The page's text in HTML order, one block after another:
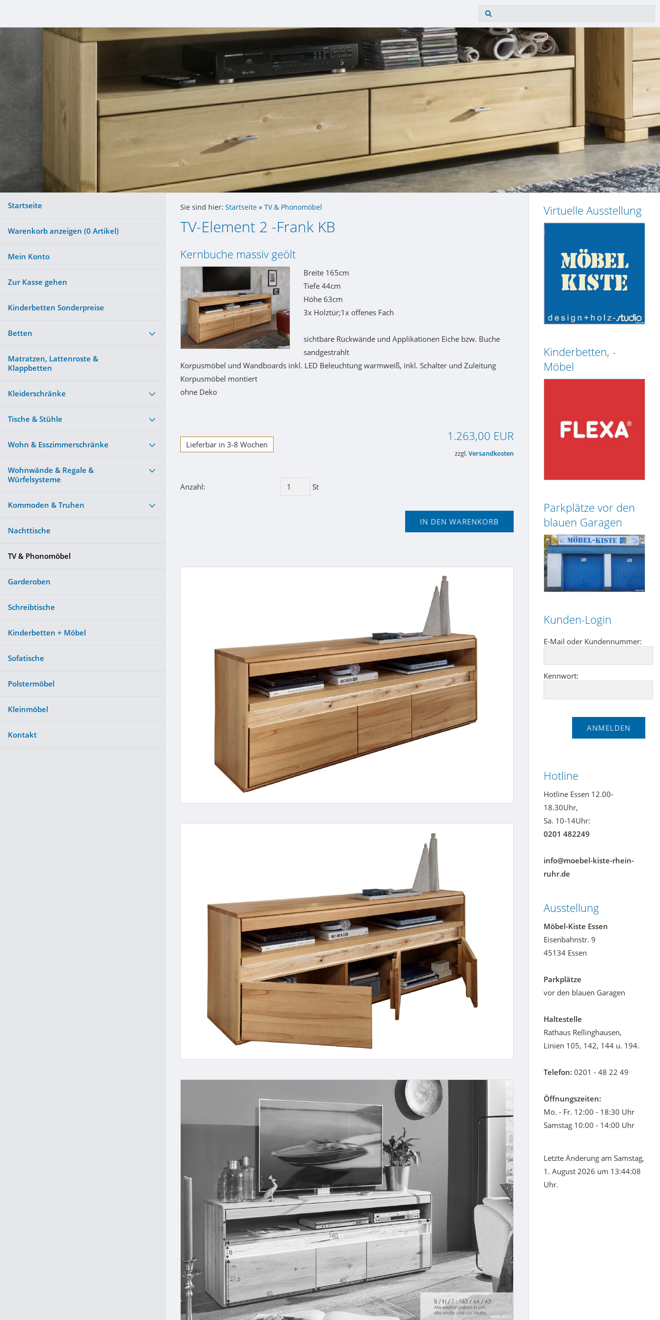
Startseite
Warenkorb anzeigen (0 Artikel)
Mein Konto
Zur Kasse gehen
Kinderbetten Sonderpreise
Betten
Matratzen, Lattenroste &
Klappbetten
Kleiderschränke
Tische & Stühle
Wohn & Esszimmerschränke
Wohnwände & Regale &
Würfelsysteme
Kommoden & Truhen
Nachttische
TV & Phonomöbel
Garderoben
Schreibtische
Kinderbetten + Möbel
Sofatische
Polstermöbel
Kleinmöbel
Kontakt
Sie sind hier: Startseite » TV & Phonomöbel
TV-Element 2 -Frank KB
Kernbuche massiv geölt
Breite 165cm
Tiefe 44cm
Höhe 63cm
3x Holztür;1x offenes Fach
sichtbare Rückwände und Applikationen Eiche bzw. Buche
sandgestrahlt
Korpusmöbel und Wandboards inkl. LED Beleuchtung warmweiß, inkl. Schalter und Zuleitung
Korpusmöbel montiert
ohne Deko
Lieferbar in 3-8 Wochen
1.263,00 EUR
zzgl.Versandkosten
Anzahl: St
IN DEN WARENKORB
Virtuelle Ausstellung
Kinderbetten, -
Möbel
Parkplätze vor den
blauen Garagen
Kunden-Login
E-Mail oder Kundennummer:
Kennwort:
Hotline
Hotline Essen 12.00-
18.30Uhr,
Sa. 10-14Uhr:
0201 482249
info@moebel-kiste-rhein-
ruhr.de
Ausstellung
Möbel-Kiste Essen
Eisenbahnstr. 9
45134 Essen
Parkplätze
vor den blauen Garagen
Haltestelle
Rathaus Rellinghausen,
Linien 105, 142, 144 u. 194.
Telefon: 0201 - 48 22 49
Öffnungszeiten:
Mo. - Fr. 12:00 - 18:30 Uhr
Samstag 10:00 - 14:00 Uhr
Letzte Änderung am Samstag,
1. August 2026 um 13:44:08
Uhr.